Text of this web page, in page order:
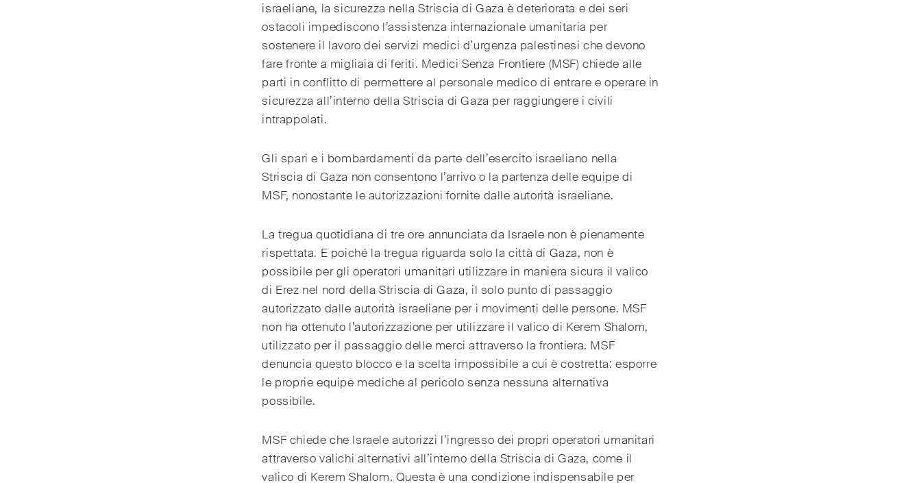
israeliane, la sicurezza nella Striscia di Gaza è deteriorata e dei seri
ostacoli impediscono l’assistenza internazionale umanitaria per
sostenere il lavoro dei servizi medici d’urgenza palestinesi che devono
fare fronte a migliaia di feriti. Medici Senza Frontiere (MSF) chiede alle
parti in conflitto di permettere al personale medico di entrare e operare in
sicurezza all’interno della Striscia di Gaza per raggiungere i civili
intrappolati.
Gli spari e i bombardamenti da parte dell’esercito israeliano nella
Striscia di Gaza non consentono l’arrivo o la partenza delle equipe di
MSF, nonostante le autorizzazioni fornite dalle autorità israeliane.
La tregua quotidiana di tre ore annunciata da Israele non è pienamente
rispettata. E poiché la tregua riguarda solo la città di Gaza, non è
possibile per gli operatori umanitari utilizzare in maniera sicura il valico
di Erez nel nord della Striscia di Gaza, il solo punto di passaggio
autorizzato dalle autorità israeliane per i movimenti delle persone. MSF
non ha ottenuto l’autorizzazione per utilizzare il valico di Kerem Shalom,
utilizzato per il passaggio delle merci attraverso la frontiera. MSF
denuncia questo blocco e la scelta impossibile a cui è costretta: esporre
le proprie equipe mediche al pericolo senza nessuna alternativa
possibile.
MSF chiede che Israele autorizzi l’ingresso dei propri operatori umanitari
attraverso valichi alternativi all’interno della Striscia di Gaza, come il
valico di Kerem Shalom. Questa è una condizione indispensabile per